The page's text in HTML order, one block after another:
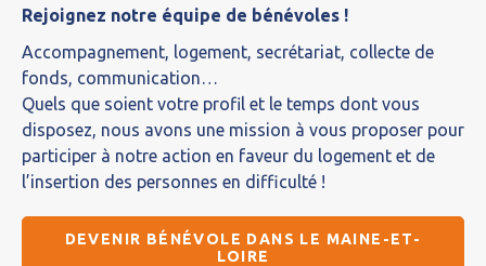
Rejoignez notre équipe de bénévoles !
Accompagnement, logement, secrétariat, collecte de
fonds, communication…
Quels que soient votre profil et le temps dont vous
disposez, nous avons une mission à vous proposer pour
participer à notre action en faveur du logement et de
l’insertion des personnes en difficulté !
DEVENIR BÉNÉVOLE DANS LE MAINE-ET-
LOIRE